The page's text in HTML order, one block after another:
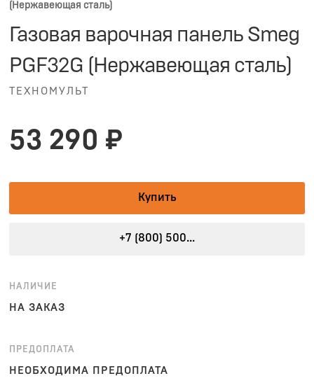
(Нержавеющая сталь)
Газовая варочная панель Smeg
PGF32G (Нержавеющая сталь)
ТЕХНОМУЛЬТ
53 290 ₽
Купить
+7 (800) 500...
НАЛИЧИЕ
НА ЗАКАЗ
ПРЕДОПЛАТА
НЕОБХОДИМА ПРЕДОПЛАТА